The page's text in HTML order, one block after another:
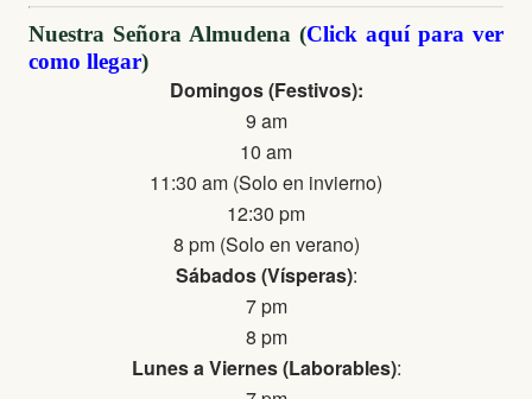
Nuestra Señora Almudena (Click aquí para ver
como llegar)
Domingos (Festivos):
9 am
10 am
11:30 am (Solo en invierno)
12:30 pm
8 pm (Solo en verano)
Sábados (Vísperas):
7 pm
8 pm
Lunes a Viernes (Laborables):